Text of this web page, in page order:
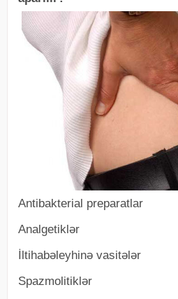
Antibakterial preparatlar
Analgetiklər
İltihabəleyhinə vasitələr
Spazmolitiklər